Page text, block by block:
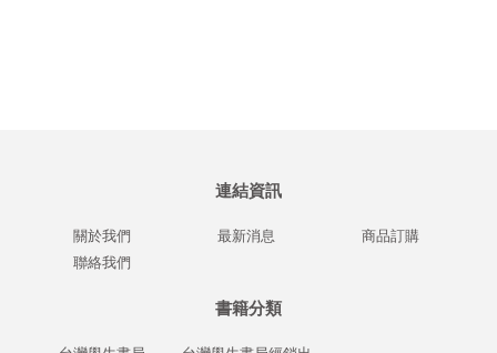
連結資訊
關於我們 最新消息
商品訂購
聯絡我們
書籍分類